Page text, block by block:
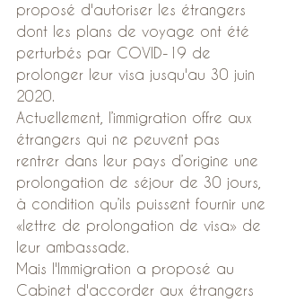
proposé d'autoriser les étrangers
dont les plans de voyage ont été
perturbés par COVID-19 de
prolonger leur visa jusqu'au 30 juin
2020.
Actuellement, l’immigration offre aux
étrangers qui ne peuvent pas
rentrer dans leur pays d’origine une
prolongation de séjour de 30 jours,
à condition qu’ils puissent fournir une
«lettre de prolongation de visa» de
leur ambassade.
Mais l'Immigration a proposé au
Cabinet d'accorder aux étrangers